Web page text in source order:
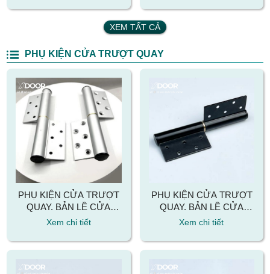
XEM TẤT CẢ
PHỤ KIỆN CỬA TRƯỢT QUAY
PHỤ KIỆN CỬA TRƯỢT
QUAY. BẢN LỀ CỬA
TRƯỢT QUAY MÀU BẠC
Xem chi tiết
PHỤ KIỆN CỬA TRƯỢT
QUAY. BẢN LỀ CỬA
TRƯỢT QUAY MÀU ĐEN
Xem chi tiết